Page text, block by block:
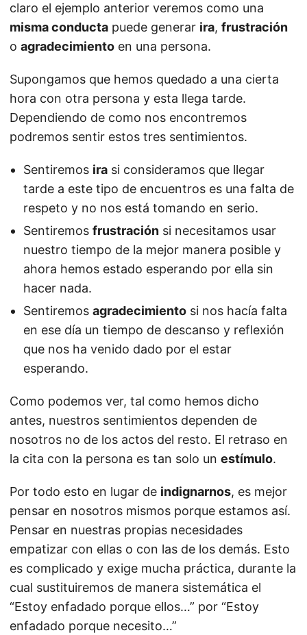
claro el ejemplo anterior veremos como una
misma conducta puede generar ira, frustración
o agradecimiento en una persona.
Supongamos que hemos quedado a una cierta
hora con otra persona y esta llega tarde.
Dependiendo de como nos encontremos
podremos sentir estos tres sentimientos.
Sentiremos ira si consideramos que llegar
tarde a este tipo de encuentros es una falta de
respeto y no nos está tomando en serio.
Sentiremos frustración si necesitamos usar
nuestro tiempo de la mejor manera posible y
ahora hemos estado esperando por ella sin
hacer nada.
Sentiremos agradecimiento si nos hacía falta
en ese día un tiempo de descanso y reflexión
que nos ha venido dado por el estar
esperando.
Como podemos ver, tal como hemos dicho
antes, nuestros sentimientos dependen de
nosotros no de los actos del resto. El retraso en
la cita con la persona es tan solo un estímulo.
Por todo esto en lugar de indignarnos, es mejor
pensar en nosotros mismos porque estamos así.
Pensar en nuestras propias necesidades
empatizar con ellas o con las de los demás. Esto
es complicado y exige mucha práctica, durante la
cual sustituiremos de manera sistemática el
“Estoy enfadado porque ellos…” por “Estoy
enfadado porque necesito…”